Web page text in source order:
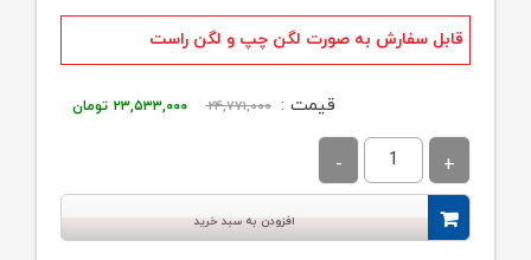
قابل سفارش به صورت لگن چپ و لگن راست
قیمت : ۲۴,۷۷۱,۰۰۰
قیمت
۲۳,۵۳۳,۰۰۰ تومان
افزودن به سبد خرید